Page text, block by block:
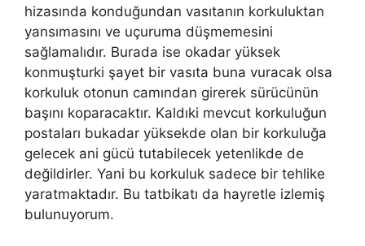
hizasında konduğundan vasıtanın korkuluktan
yansımasını ve uçuruma düşmemesini
sağlamalıdır. Burada ise okadar yüksek
konmuşturki şayet bir vasıta buna vuracak olsa
korkuluk otonun camından girerek sürücünün
başını koparacaktır. Kaldıki mevcut korkuluğun
postaları bukadar yüksekde olan bir korkuluğa
gelecek ani gücü tutabilecek yetenlikde de
değildirler. Yani bu korkuluk sadece bir tehlike
yaratmaktadır. Bu tatbikatı da hayretle izlemiş
bulunuyorum.